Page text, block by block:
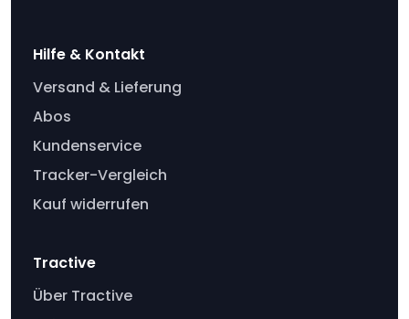
Hilfe & Kontakt
Versand & Lieferung
Abos
Kundenservice
Tracker-Vergleich
Kauf widerrufen
Tractive
Über Tractive